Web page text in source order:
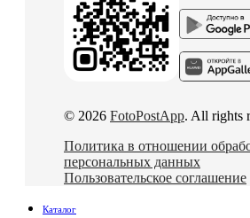
© 2026 FotoPostApp. All rights
Политика в отношении
персональных данных
Пользовательское соглашение
Каталог